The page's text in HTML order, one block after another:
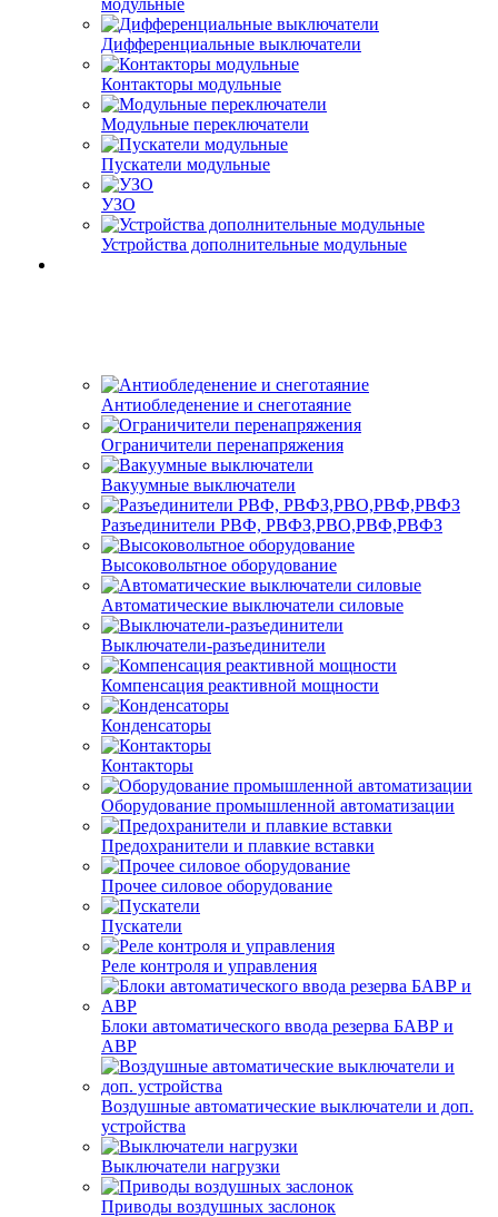
модульные
Дифференциальные выключатели
Контакторы модульные
Модульные переключатели
Пускатели модульные
УЗО
Устройства дополнительные модульные
Антиобледенение и снеготаяние
Ограничители перенапряжения
Вакуумные выключатели
Разъединители РВФ, РВФЗ,РВО,РВФ,РВФЗ
Высоковольтное оборудование
Автоматические выключатели cиловые
Выключатели-разъединители
Компенсация реактивной мощности
Конденсаторы
Контакторы
Оборудование промышленной автоматизации
Предохранители и плавкие вставки
Прочее силовое оборудование
Пускатели
Реле контроля и управления
Блоки автоматического ввода резерва БАВР и
АВР
Воздушные автоматические выключатели и доп.
устройства
Выключатели нагрузки
Приводы воздушных заслонок